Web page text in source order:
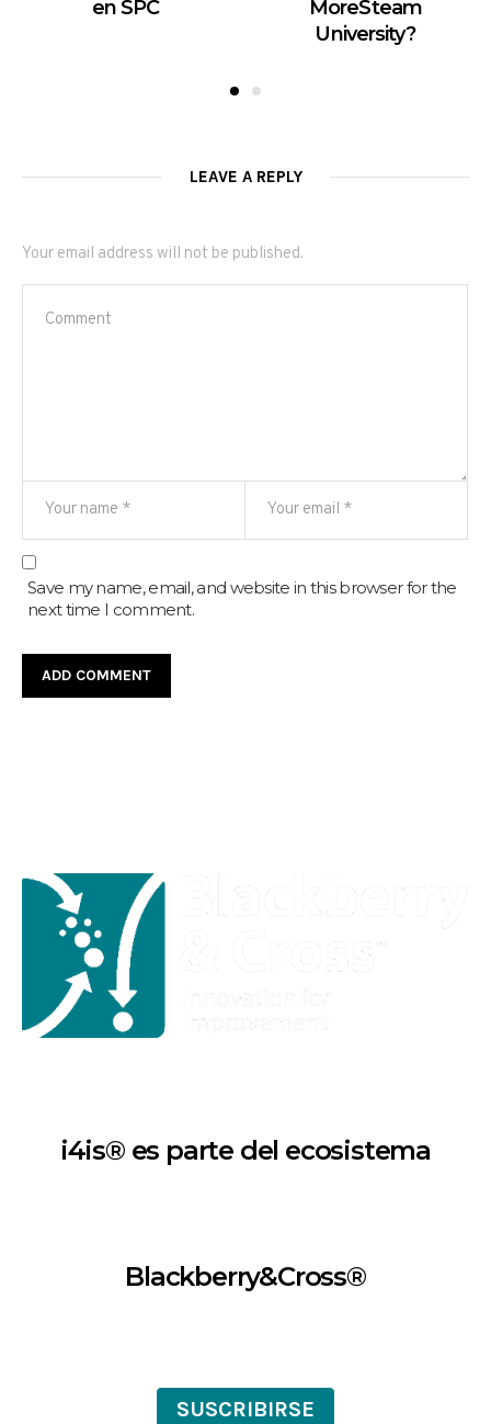
en SPC
MoreSteam
University?
LEAVE A REPLY
Your email address will not be published.
Save my name, email, and website in this browser for the
next time I comment.
i4is® es parte del ecosistema
Blackberry&Cross®
SUSCRIBIRSE